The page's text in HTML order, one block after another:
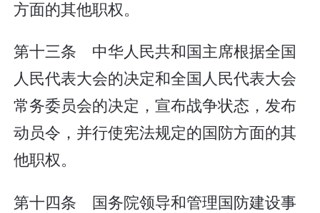
方面的其他职权。
第十三条 中华人民共和国主席根据全国
人民代表大会的决定和全国人民代表大会
常务委员会的决定，宣布战争状态，发布
动员令，并行使宪法规定的国防方面的其
他职权。
第十四条 国务院领导和管理国防建设事